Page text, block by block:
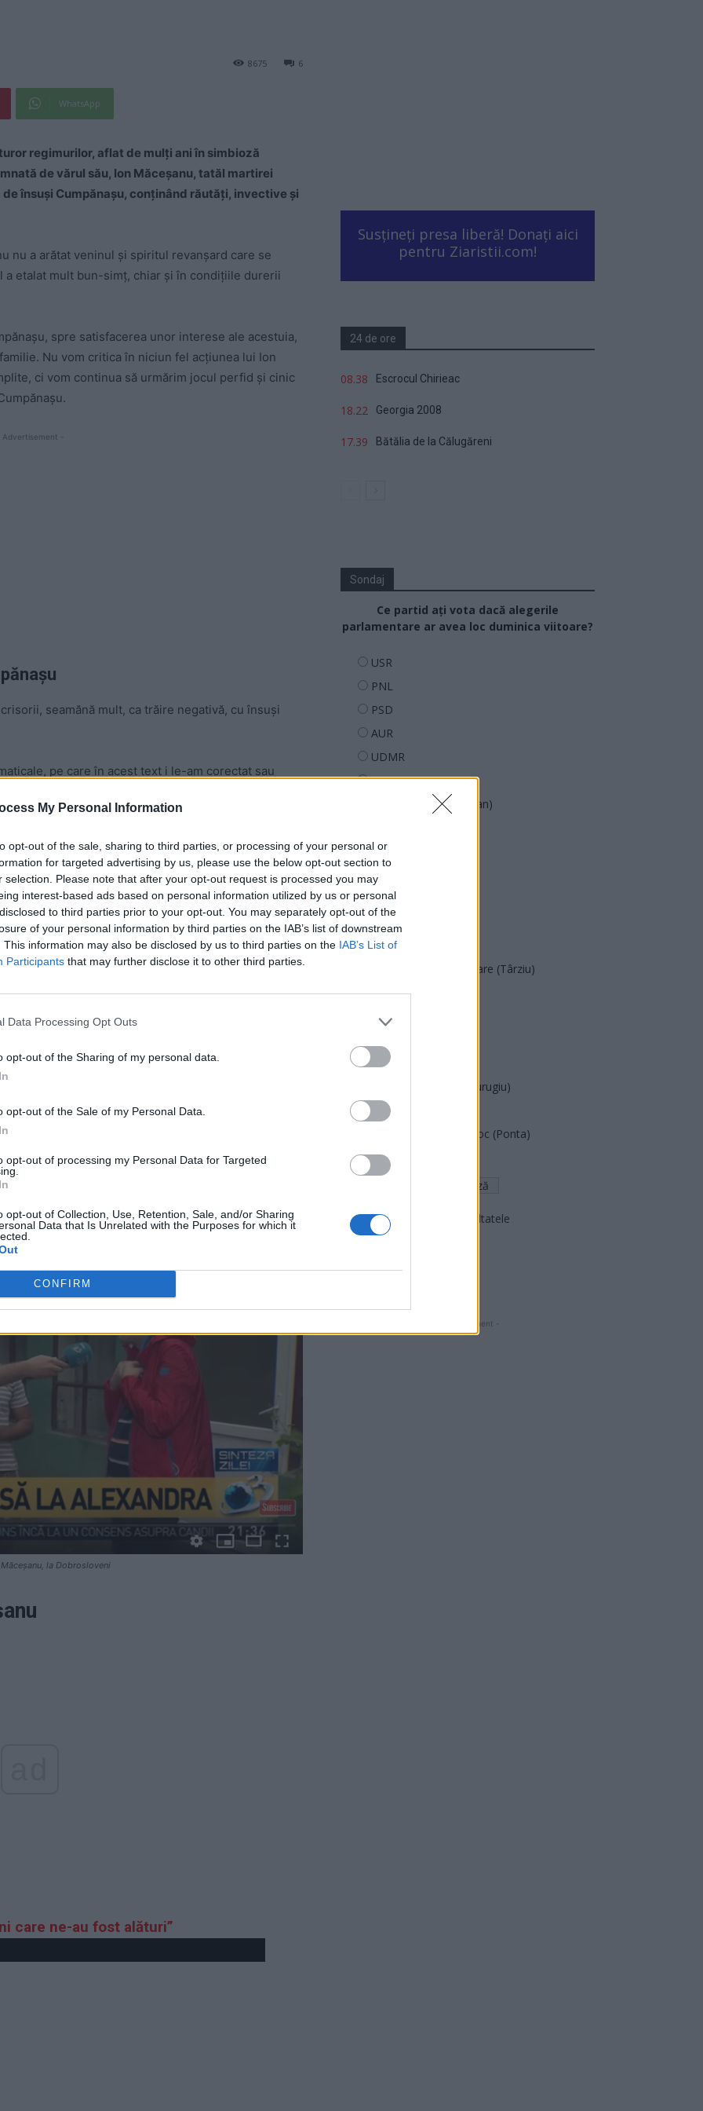
My Personal Information
opt-out of the sale, sharing to third parties, or processing of your personal or
for targeted advertising by us, please use the below opt-out section to
selection. Please note that after your opt-out request is processed you may
interest-based ads based on personal information utilized by us or personal
to third parties prior to your opt-out. You may separately opt-out of the
of your personal information by third parties on the IAB’s list of downstream
This information may also be disclosed by us to third parties on the IAB’s List of
Participants that may further disclose it to other third parties.
Data Processing Opt Outs
opt-out of the Sharing of my personal data.
opt-out of the Sale of my Personal Data.
opt-out of processing my Personal Data for Targeted
opt-out of Collection, Use, Retention, Sale, and/or Sharing
Data that Is Unrelated with the Purposes for which it
CONFIRM
6
8675
WhatsApp
regimurilor, aflat de mulți ani în simbioză
de vărul său, Ion Măceșanu, tatăl martirei
însuși Cumpănașu, conținând răutăți, invective și
nu a arătat veninul și spiritul revanșard care se
a etalat mult bun-simț, chiar și în condițiile durerii
spre satisfacerea unor interese ale acestuia,
Nu vom critica în niciun fel acțiunea lui Ion
ci vom continua să urmărim jocul perfid și cinic
Advertisement -
seamănă mult, ca trăire negativă, cu însuși
pe care în acest text i le-am corectat sau
„Dragi prieteni, în toată lupta asta m-au atacat,
(mai mult sau mai puțin expirați), jurnaliști
Am tratat cu calm toate aceste răbufniri ale
o fac: anchetele începute la STS, MAI, Parcheti-a
iveală la finalul anchetelor derulate ca urmare a
astăzi și mi-a trimis o scrisoare pe care o
l-au scos din minți anumiți politicieni și nu
ce am făcut și (deși l-am rugat să aibă răbdare) mi-a
lichelele astea care mă atacă nu doar pe mine, ci
și în multe pasaje din scrisoare. Dar cea mai
și în această epistolă semnată de tatăl
fata noastră, ci pentru toți copiii care au trecut
stat mintea bietului Ion Măceșanu – la „toți copiii
durere, nu se gândește la tabloul general, cel
-
la Dobrosloveni
care ne-au fost alături”
Susțineți presa liberă! Donați aici
pentru Ziaristii.com!
24 de ore
08.38 Escrocul Chirieac
18.22 Georgia 2008
17.39 Bătălia de la Călugăreni
Sondaj
Ce partid ați vota dacă alegerile
parlamentare ar avea loc duminica viitoare?
USR
PNL
PSD
AUR
UDMR
PMP (Tomac)
Forța Dreptei (L. Orban)
REPER
SENS
SOS (Șoșoacă)
PACE (Peia)
Acțiunea Conservatoare (Târziu)
PDF (Lazarus)
PUSL (D. Voiculescu)
PNCR (Terheș)
Partidul Patrioților (Surugiu)
FAR (Coarnă)
România pe Primul Loc (Ponta)
Altul
Arată rezultatele
- Advertisment -